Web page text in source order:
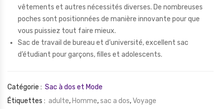
vêtements et autres nécessités diverses. De nombreuses
poches sont positionnées de manière innovante pour que
vous puissiez tout faire mieux.
Sac de travail de bureau et d’université, excellent sac
d’étudiant pour garçons, filles et adolescents.
Catégorie : Sac à dos et Mode
Étiquettes : adulte, Homme,sac a dos,Voyage